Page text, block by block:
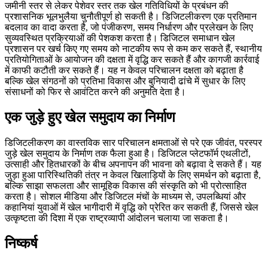
जमीनी स्तर से लेकर पेशेवर स्तर तक खेल गतिविधियों के प्रबंधन की
प्रशासनिक भूलभुलैया चुनौतीपूर्ण हो सकती है। डिजिटलीकरण एक प्रतिमान
बदलाव का वादा करता है, जो पंजीकरण, समय निर्धारण और प्रलेखन के लिए
सुव्यवस्थित प्रक्रियाओं की पेशकश करता है। डिजिटल समाधान खेल
प्रशासन पर खर्च किए गए समय को नाटकीय रूप से कम कर सकते हैं, स्थानीय
प्रतियोगिताओं के आयोजन की दक्षता में वृद्धि कर सकते हैं और कागजी कार्रवाई
में काफी कटौती कर सकते हैं। यह न केवल परिचालन दक्षता को बढ़ाता है
बल्कि खेल संगठनों को प्रतिभा विकास और बुनियादी ढांचे में सुधार के लिए
संसाधनों को फिर से आवंटित करने की अनुमति देता है।
एक जुड़े हुए खेल समुदाय का निर्माण
डिजिटलीकरण का वास्तविक सार परिचालन क्षमताओं से परे एक जीवंत, परस्पर
जुड़े खेल समुदाय के निर्माण तक फैला हुआ है। डिजिटल प्लेटफॉर्म एथलीटों,
उत्साही और हितधारकों के बीच अपनापन की भावना को बढ़ावा दे सकते हैं। यह
जुड़ा हुआ पारिस्थितिकी तंत्र न केवल खिलाड़ियों के लिए समर्थन को बढ़ाता है,
बल्कि साझा सफलता और सामूहिक विकास की संस्कृति को भी प्रोत्साहित
करता है। सोशल मीडिया और डिजिटल मंचों के माध्यम से, उपलब्धियां और
कहानियां युवाओं में खेल भागीदारी में वृद्धि को प्रेरित कर सकती हैं, जिससे खेल
उत्कृष्टता की दिशा में एक राष्ट्रव्यापी आंदोलन चलाया जा सकता है।
निष्कर्ष